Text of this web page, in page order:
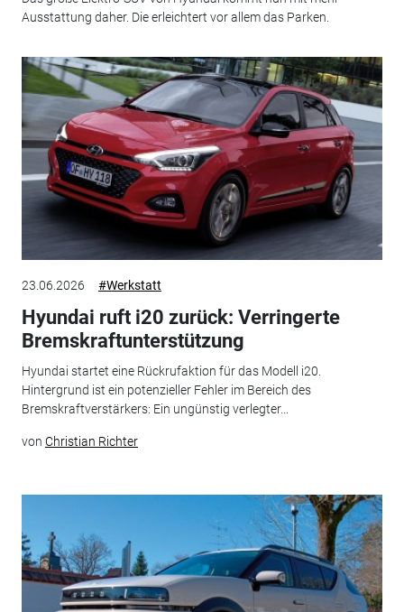
Ausstattung daher. Die erleichtert vor allem das Parken.
23.06.2026 #Werkstatt
Hyundai ruft i20 zurück: Verringerte
Bremskraftunterstützung
Hyundai startet eine Rückrufaktion für das Modell i20.
Hintergrund ist ein potenzieller Fehler im Bereich des
Bremskraftverstärkers: Ein ungünstig verlegter...
von Christian Richter